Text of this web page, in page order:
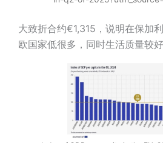
大致折合约€1,315，说明在保加
欧国家低很多，同时生活质量较好